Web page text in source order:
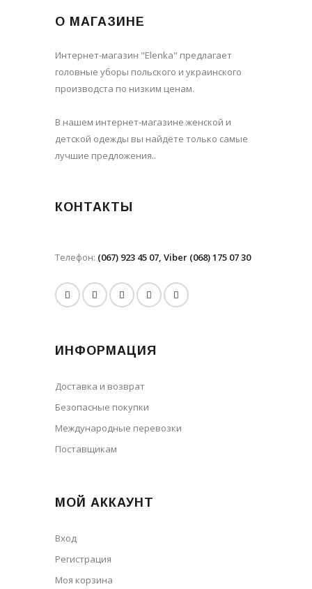
О МАГАЗИНЕ
Интернет-магазин "Elenka" предлагает
головные уборы польского и украинского
производста по низким ценам.
В нашем интернет-магазине женской и
детской одежды вы найдёте только самые
лучшие предложения..
КОНТАКТЫ
Телефон: (067) 923 45 07, Viber (068) 175 07 30
ИНФОРМАЦИЯ
Доставка и возврат
Безопасные покупки
Международные перевозки
Поставщикам
МОЙ АККАУНТ
Вход
Регистрация
Моя корзина